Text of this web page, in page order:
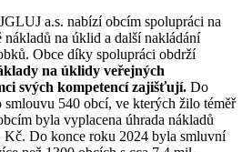
a.s. nabízí obcím spolupráci na
nákladů na úklid a další nakládání
Obce díky spolupráci obdrží
na úklidy veřejných
svých kompetencí zajišťují. Do
540 obcí, ve kterých žilo téměř
byla vyplacena úhrada nákladů
Do konce roku 2024 byla smluvní